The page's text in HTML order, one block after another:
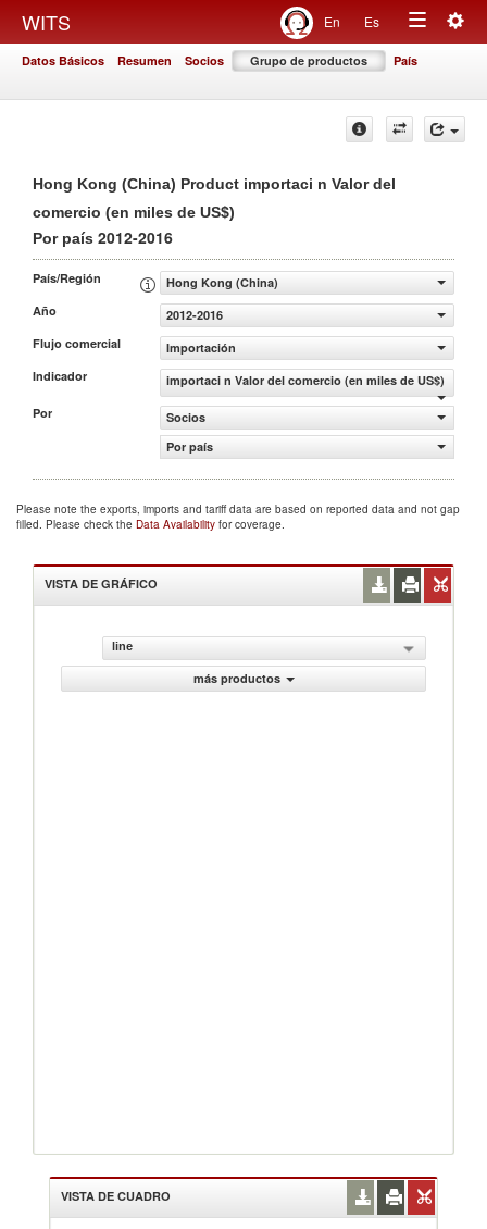
WITS En Es
Toggle
Datos Básicos Resumen Socios Grupo de productos País
Hong Kong (China) Product importaci n Valor del
comercio (en miles de US$)
Por país 2012-2016
País/Región
Hong Kong (China)
Año
2012-2016
Flujo comercial
Importación
Indicador
importaci n Valor del comercio (en miles de US$)
Por
Socios
Por país
Please note the exports, imports and tariff data are based on reported data and not gap
filled. Please check the Data Availability for coverage.
VISTA DE GRÁFICO
line
más productos
VISTA DE CUADRO